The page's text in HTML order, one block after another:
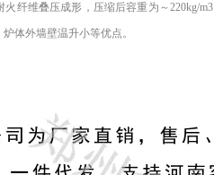
纤维叠压成形，压缩后容重为～220kg/
体外墙壁温升小等优点。